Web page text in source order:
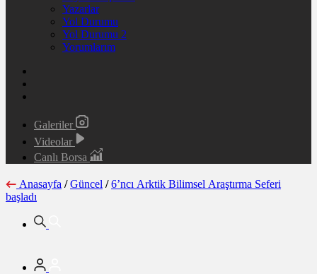
Yazarlar
Yol Durumu
Yol Durumu 2
Yorumlarım
Galeriler
Videolar
Canlı Borsa
Anasayfa / Güncel / 6’ncı Arktik Bilimsel Araştırma Seferi
başladı